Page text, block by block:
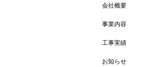
会社概要
事業内容
工事実績
お知らせ